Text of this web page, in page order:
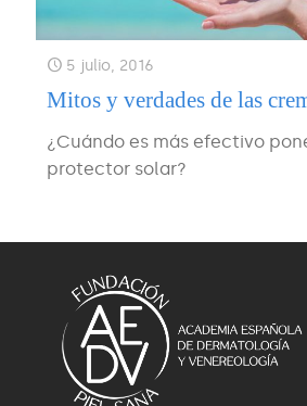
5 julio, 2016
Mitos y verdades de las
¿Cuándo es más efectivo
protector solar?